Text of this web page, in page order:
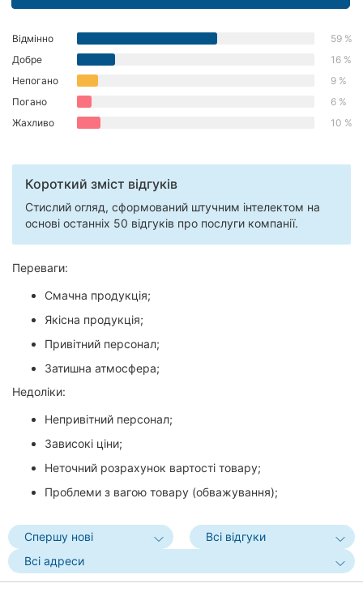
Івано-
Франківськ
Карпати
Відмінно
59 %
Добре
16 %
Непогано
9 %
Погано
6 %
Жахливо
10 %
Короткий зміст відгуків
Стислий огляд, сформований штучним інтелектом на
основі останніх 50 відгуків про послуги компанії.
Переваги:
Смачна продукція;
Якісна продукція;
Привітний персонал;
Затишна атмосфера;
Недоліки:
Непривітний персонал;
Зависокі ціни;
Неточний розрахунок вартості товару;
Проблеми з вагою товару (обважування);
Спершу нові
Всі відгуки
Всі адреси